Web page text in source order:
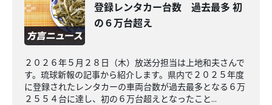
登録レンタカー台数 過去最多 初
の６万台超え
２０２６年５月２８日（木）放送分担当は上地和夫さんで
す。琉球新報の記事から紹介します。県内で２０２５年度
に登録されたレンタカーの車両台数が過去最多となる６万
２５５４台に達し、初の６万台超えとなったこと...